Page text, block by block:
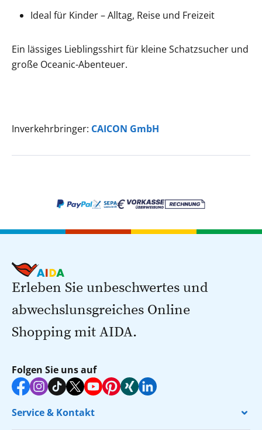
Ideal für Kinder – Alltag, Reise und Freizeit
Ein lässiges Lieblingsshirt für kleine Schatzsucher und
große Oceanic-Abenteuer.
Inverkehrbringer: CAICON GmbH
Erleben Sie unbeschwertes und
abwechslunsgreiches Online
Shopping mit AIDA.
Folgen Sie uns auf
Service & Kontakt